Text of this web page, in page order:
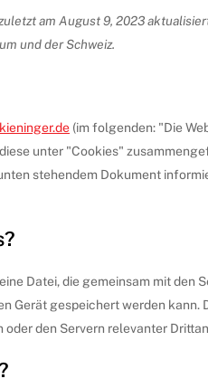
am August 9, 2023
und der Schweiz.
(im folgenden: "Die
unter "Cookies"
stehendem Dokument
Datei, die gemeinsam mit den
Gerät gespeichert werden
den Servern relevanter